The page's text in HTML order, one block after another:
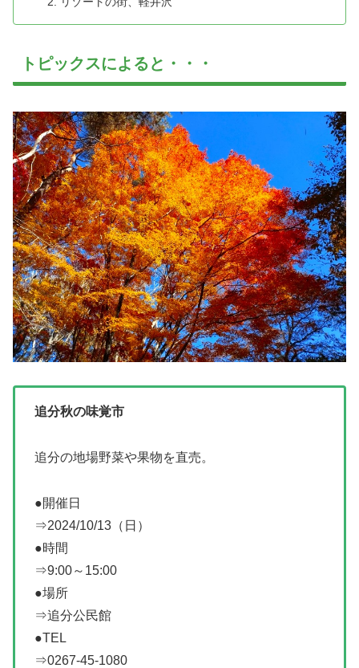
トピックスによると・・・
追分秋の味覚市
追分の地場野菜や果物を直売。
●開催日
⇒2024/10/13（日）
●時間
⇒9:00～15:00
●場所
⇒追分公民館
●TEL
⇒0267-45-1080